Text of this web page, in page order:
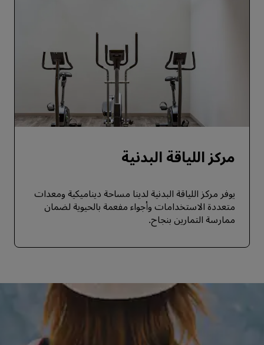
مركز اللياقة البدنية
يوفر مركز اللياقة البدنية لدينا مساحة ديناميكية ومعدات
متعددة الاستخدامات وأجواء مفعمة بالحيوية لضمان
ممارسة التمارين بنجاح.